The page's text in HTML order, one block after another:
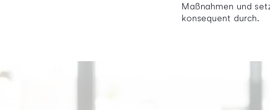
Maßnahmen und
konsequent durch.